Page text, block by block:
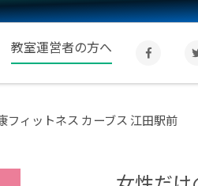
教室運営者の方へ
フィットネス カーブス 江田駅前